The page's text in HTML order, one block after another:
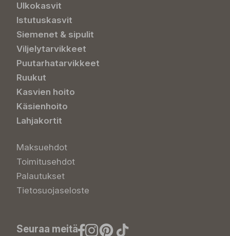
Ulkokasvit
Istutuskasvit
Siemenet & sipulit
Viljelytarvikkeet
Puutarhatarvikkeet
Ruukut
Kasvien hoito
Käsienhoito
Lahjakortit
Maksuehdot
Toimitusehdot
Palautukset
Tietosuojaseloste
Seuraa meitä